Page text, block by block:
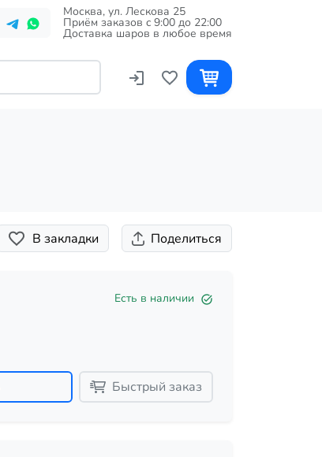
Москва, ул. Лескова 25
Приём заказов c 9:00 до 22:00
Доставка шаров в любое время
В закладки Поделиться
Есть в наличии
Быстрый заказ